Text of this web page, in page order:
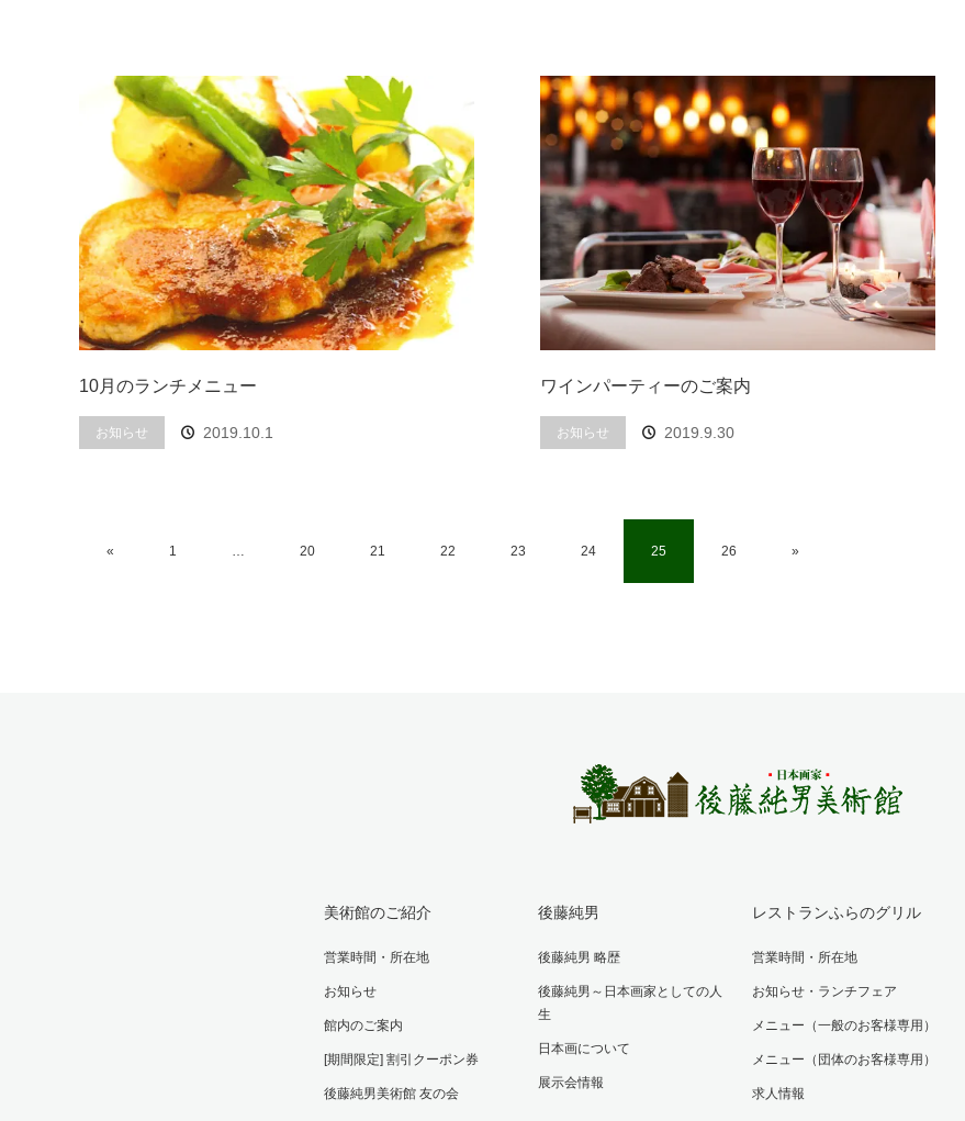
10月のランチメニュー
お知らせ 2019.10.1
ワインパーティーのご案内
お知らせ 2019.9.30
« 1 … 20 21 22 23 24 25 26 »
美術館のご紹介
営業時間・所在地
お知らせ
館内のご案内
[期間限定] 割引クーポン券
後藤純男美術館 友の会
後藤純男
後藤純男 略歴
後藤純男～日本画家としての人
生
日本画について
展示会情報
レストランふらのグリル
営業時間・所在地
お知らせ・ランチフェア
メニュー（一般のお客様専用）
メニュー（団体のお客様専用）
求人情報